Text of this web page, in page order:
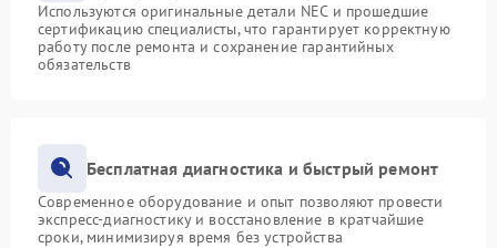
Используются оригинальные детали NEC и прошедшие
сертификацию специалисты, что гарантирует корректную
работу после ремонта и сохранение гарантийных
обязательств
Бесплатная диагностика и быстрый ремонт
Современное оборудование и опыт позволяют провести
экспресс-диагностику и восстановление в кратчайшие
сроки, минимизируя время без устройства